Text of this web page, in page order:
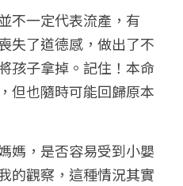
不一定代表流產，有
失了道德感，做出了不
孩子拿掉。記住！本命
但也隨時可能回歸原本
媽，是否容易受到小嬰
的觀察，這種情況其實